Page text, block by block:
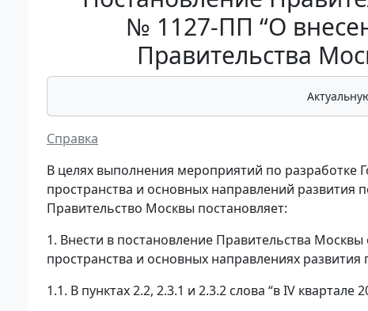
№ 1127-ПП “О
Правительства
Справка
В целях выполнения мероприятий по разработке
пространства и основных направлений
Правительство Москвы постановляет:
1. Внести в постановление Правительства
пространства и основных направлениях
1.1. В пунктах 2.2, 2.3.1 и 2.3.2 слова “в IV квартале